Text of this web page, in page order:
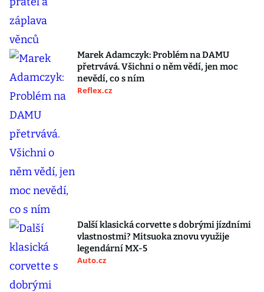
Marek Adamczyk: Problém na DAMU
přetrvává. Všichni o něm vědí, jen moc
nevědí, co s ním
Reflex.cz
Další klasická corvette s dobrými jízdními
vlastnostmi? Mitsuoka znovu využije
legendární MX-5
Auto.cz